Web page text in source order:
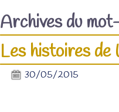
Archives du
Les histoires de
30/05/2015